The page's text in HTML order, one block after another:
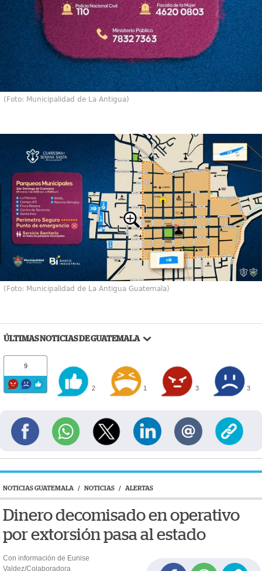
(Foto: Municipalidad de La Antigua)
(Foto: Municipalidad de La Antigua Guatemala)
ÚLTIMAS NOTICIAS DE GUATEMALA
9
2 1 3 3
NOTICIAS GUATEMALA / NOTICIAS / ALERTAS
Dinero decomisado en operativo
por extorsión pasa al estado
Con información de Eunise
Valdez/Colaboradora